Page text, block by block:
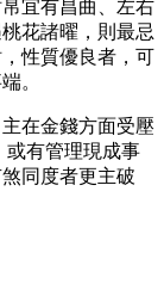
宜有昌曲、左右
花諸曜，則最忌
性質優良者，可
。
在金錢方面受壓
或有管理現成事
同度者更主破